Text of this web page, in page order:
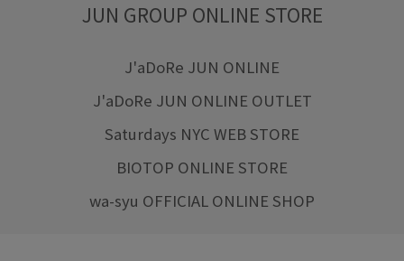
JUN GROUP ONLINE STORE
J'aDoRe JUN ONLINE
J'aDoRe JUN ONLINE OUTLET
Saturdays NYC WEB STORE
BIOTOP ONLINE STORE
wa-syu OFFICIAL ONLINE SHOP